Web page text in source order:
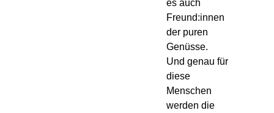
es auch
Freund:innen
der puren
Genüsse.
Und genau für
diese
Menschen
werden die